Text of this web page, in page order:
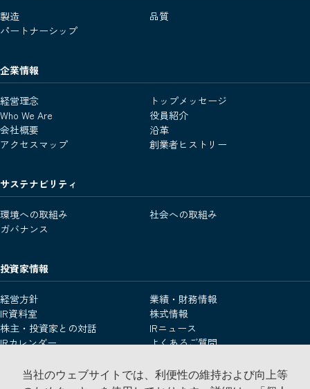
当社のウェブサイトでは、利便性の維持および向上等
製造
品質
パートナーシップ
企業情報
経営理念
トップメッセージ
Who We Are
役員紹介
会社概要
沿革
アクセスマップ
創業者ヒストリー
サステナビリティ
環境への取組み
社会への取組み
ガバナンス
投資家情報
経営方針
業績・財務情報
IR資料室
株式情報
株主・投資家との対話
IRニュース
IRカレンダー
よくあるご質問
免責事項